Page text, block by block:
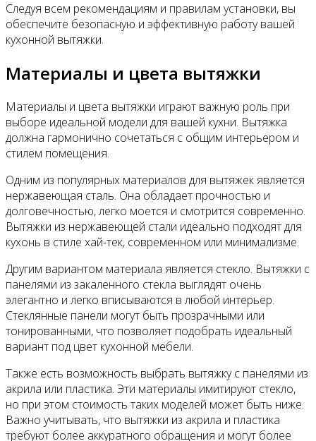
Следуя всем рекомендациям и правилам установки, вы
обеспечите безопасную и эффективную работу вашей
кухонной вытяжки.
Материалы и цвета вытяжки
Материалы и цвета вытяжки играют важную роль при
выборе идеальной модели для вашей кухни. Вытяжка
должна гармонично сочетаться с общим интерьером и
стилем помещения.
Одним из популярных материалов для вытяжек является
нержавеющая сталь. Она обладает прочностью и
долговечностью, легко моется и смотрится современно.
Вытяжки из нержавеющей стали идеально подходят для
кухонь в стиле хай-тек, современном или минимализме.
Другим вариантом материала является стекло. Вытяжки с
панелями из закаленного стекла выглядят очень
элегантно и легко вписываются в любой интерьер.
Стеклянные панели могут быть прозрачными или
тонированными, что позволяет подобрать идеальный
вариант под цвет кухонной мебели.
Также есть возможность выбрать вытяжку с панелями из
акрила или пластика. Эти материалы имитируют стекло,
но при этом стоимость таких моделей может быть ниже.
Важно учитывать, что вытяжки из акрила и пластика
требуют более аккуратного обращения и могут более